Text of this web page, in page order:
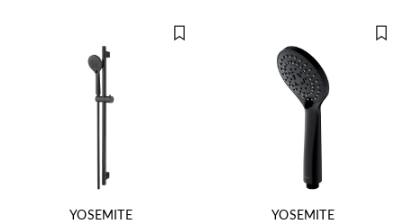
YOSEMITE
YOSEMITE